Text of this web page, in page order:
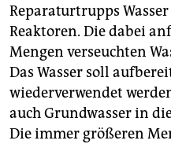
Reparaturtrupps
Reaktoren. Die dabei
Mengen verseuchten
Das Wasser soll
wiederverwendet
auch Grundwasser in
Die immer größeren